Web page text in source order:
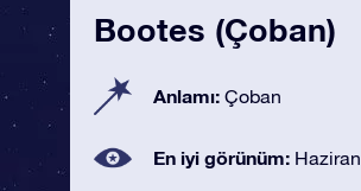
Bootes (Çoban)
Anlamı: Çoban
En iyi görünüm: Haziran